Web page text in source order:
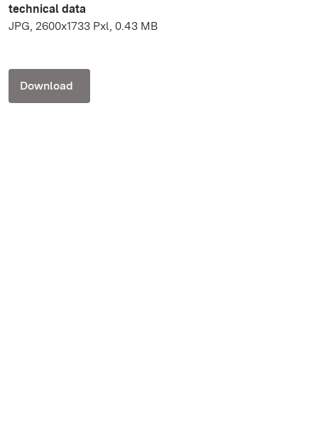
technical data
JPG, 2600x1733 Pxl, 0.43 MB
Download